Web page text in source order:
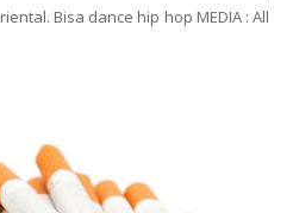
Bisa dance hip hop MEDIA : All